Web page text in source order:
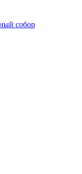
собор